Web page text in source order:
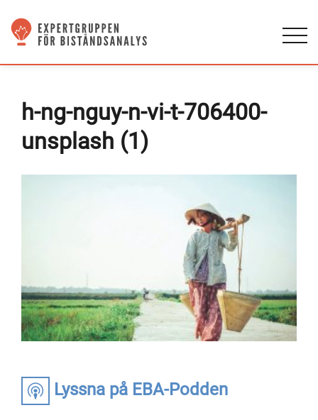
Lyssna på EBA-Podden
h-ng-nguy-n-vi-t-706400-
unsplash (1)